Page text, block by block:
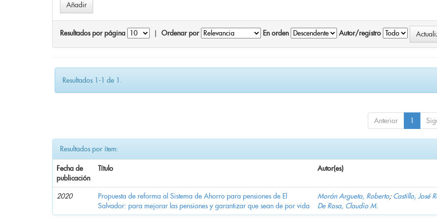
Resultados por página Ordenar por En orden Autor/registro
Resultados 1-1 de 1.
Anterior 1
Resultados por ítem:
Fecha de
publicación
Título Autor(es)
2020
Propuesta de reforma al Sistema de Ahorro para pensiones de El
Salvador: para mejorar las pensiones y garantizar que sean de por vida
Morán Argueta, Roberto; Castillo, José
De Rosa, Claudio M.